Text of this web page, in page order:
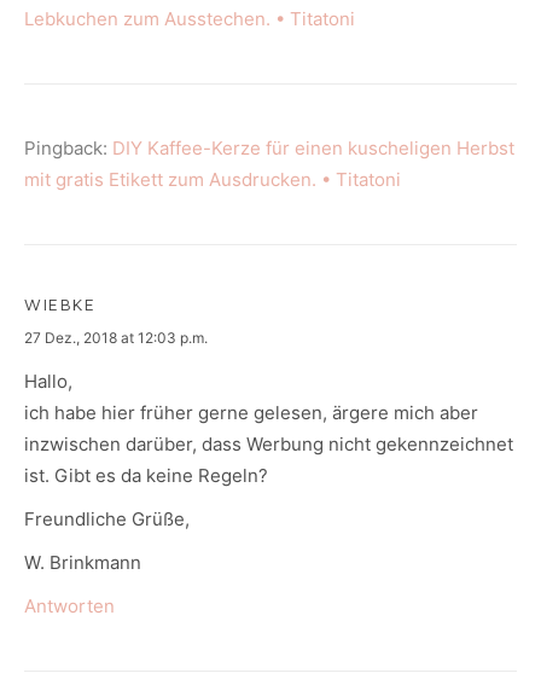
Lebkuchen zum Ausstechen. • Titatoni
Pingback: DIY Kaffee-Kerze für einen kuscheligen Herbst
mit gratis Etikett zum Ausdrucken. • Titatoni
WIEBKE
says:
27 Dez., 2018 at 12:03 p.m.
Hallo,
ich habe hier früher gerne gelesen, ärgere mich aber
inzwischen darüber, dass Werbung nicht gekennzeichnet
ist. Gibt es da keine Regeln?
Freundliche Grüße,
W. Brinkmann
Antworten